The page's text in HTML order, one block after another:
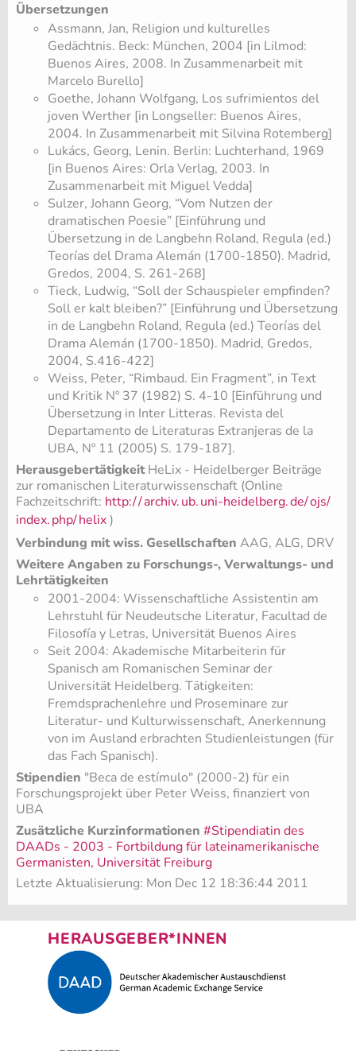
Übersetzungen
Assmann, Jan, Religion und kulturelles
Gedächtnis. Beck: München, 2004 [in Lilmod:
Buenos Aires, 2008. In Zusammenarbeit mit
Marcelo Burello]
Goethe, Johann Wolfgang, Los sufrimientos del
joven Werther [in Longseller: Buenos Aires,
2004. In Zusammenarbeit mit Silvina Rotemberg]
Lukács, Georg, Lenin. Berlin: Luchterhand, 1969
[in Buenos Aires: Orla Verlag, 2003. In
Zusammenarbeit mit Miguel Vedda]
Sulzer, Johann Georg, “Vom Nutzen der
dramatischen Poesie” [Einführung und
Übersetzung in de Langbehn Roland, Regula (ed.)
Teorías del Drama Alemán (1700-1850). Madrid,
Gredos, 2004, S. 261-268]
Tieck, Ludwig, “Soll der Schauspieler empfinden?
Soll er kalt bleiben?” [Einführung und Übersetzung
in de Langbehn Roland, Regula (ed.) Teorías del
Drama Alemán (1700-1850). Madrid, Gredos,
2004, S.416-422]
Weiss, Peter, “Rimbaud. Ein Fragment”, in Text
und Kritik Nº 37 (1982) S. 4-10 [Einführung und
Übersetzung in Inter Litteras. Revista del
Departamento de Literaturas Extranjeras de la
UBA, Nº 11 (2005) S. 179-187].
HerausgebertätigkeitHeLix - Heidelberger Beiträge
zur romanischen Literaturwissenschaft (Online
Fachzeitschrift: http://archiv.ub.uni-heidelberg.de/ojs/
index.php/helix )
Verbindung mit wiss. Gesellschaften AAG, ALG, DRV
Weitere Angaben zu Forschungs-, Verwaltungs- und
Lehrtätigkeiten
2001-2004: Wissenschaftliche Assistentin am
Lehrstuhl für Neudeutsche Literatur, Facultad de
Filosofía y Letras, Universität Buenos Aires
Seit 2004: Akademische Mitarbeiterin für
Spanisch am Romanischen Seminar der
Universität Heidelberg. Tätigkeiten:
Fremdsprachenlehre und Proseminare zur
Literatur- und Kulturwissenschaft, Anerkennung
von im Ausland erbrachten Studienleistungen (für
das Fach Spanisch).
Stipendien "Beca de estímulo" (2000-2) für ein
Forschungsprojekt über Peter Weiss, finanziert von
UBA
Zusätzliche Kurzinformationen #Stipendiatin des
DAADs - 2003 - Fortbildung für lateinamerikanische
Germanisten, Universität Freiburg
Letzte Aktualisierung: Mon Dec 12 18:36:44 2011
HERAUSGEBER*INNEN